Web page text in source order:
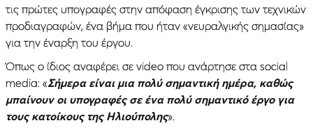
τις πρώτες υπογραφές στην απόφαση έγκρισης των τεχνικών
προδιαγραφών, ένα βήμα που ήταν «νευραλγικής σημασίας»
για την έναρξη του έργου.
Όπως ο ίδιος αναφέρει σε video που ανάρτησε στα social
media: «Σήμερα είναι μια πολύ σημαντική ημέρα, καθώς
μπαίνουν οι υπογραφές σε ένα πολύ σημαντικό έργο για
τους κατοίκους της Ηλιούπολης».